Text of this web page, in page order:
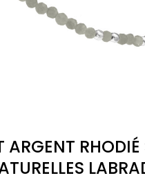
ARGENT RHODIÉ